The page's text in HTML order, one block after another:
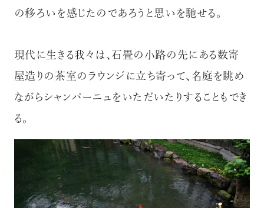
の移ろいを感じたのであろうと思いを馳せる。
現代に生きる我々は、石畳の小路の先にある数寄
屋造りの茶室のラウンジに立ち寄って、名庭を眺め
ながらシャンパーニュをいただいたりすることもでき
る。